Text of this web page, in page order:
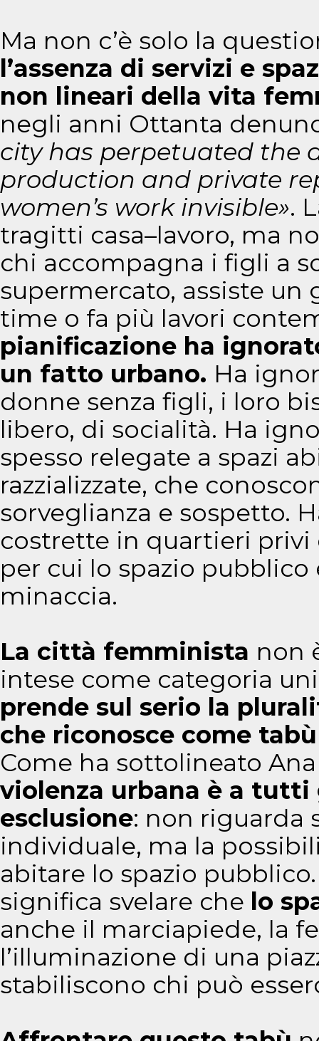
Ma non c’è solo la
l’assenza di servizi e
non lineari della vita
negli anni Ottanta
city has perpetuated the
production and private
women’s work invisible».
tragitti casa–lavoro, ma
chi accompagna i figli a
supermercato, assiste un
time o fa più lavori
pianificazione ha
un fatto urbano. Ha
donne senza figli, i loro
libero, di socialità. Ha
spesso relegate a spazi
razzializzate, che
sorveglianza e sospetto.
costrette in quartieri privi
per cui lo spazio
minaccia.
La città femminista non
intese come categoria
prende sul serio la
che riconosce come
Come ha sottolineato
violenza urbana è a
esclusione: non riguarda
individuale, ma la
abitare lo spazio
significa svelare che lo
anche il marciapiede, la
l’illuminazione di una
stabiliscono chi può